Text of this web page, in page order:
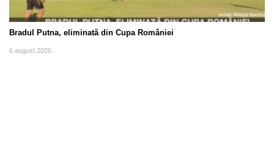
Bradul Putna, eliminată din Cupa României
6 august 2026